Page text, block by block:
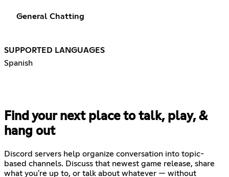
General Chatting
SUPPORTED LANGUAGES
Spanish
Find your next place to talk, play, &
hang out
Discord servers help organize conversation into topic-
based channels. Discuss that newest game release, share
what you're up to, or talk about whatever — without